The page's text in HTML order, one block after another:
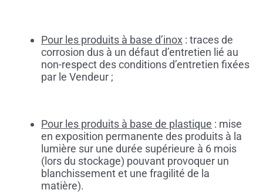
Pour les produits à base d’inox: traces de
corrosion dus à un défaut d’entretien lié au
non-respect des conditions d’entretien fixées
par le Vendeur ;
Pour les produits à base de plastique : mise
en exposition permanente des produits à la
lumière sur une durée supérieure à 6 mois
(lors du stockage) pouvant provoquer un
blanchissement et une fragilité de la
matière).